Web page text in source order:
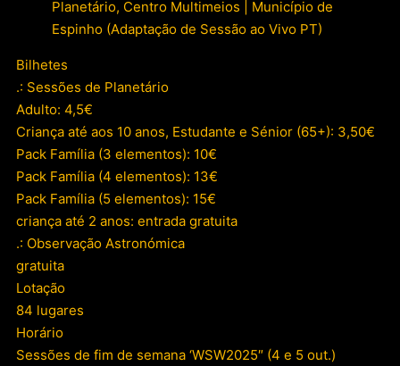
Planetário, Centro Multimeios | Município de
Espinho (Adaptação de Sessão ao Vivo PT)
Bilhetes
.: Sessões de Planetário
Adulto: 4,5€
Criança até aos 10 anos, Estudante e Sénior (65+): 3,50€
Pack Família (3 elementos): 10€
Pack Família (4 elementos): 13€
Pack Família (5 elementos): 15€
criança até 2 anos: entrada gratuita
.: Observação Astronómica
gratuita
Lotação
84 lugares
Horário
Sessões de fim de semana ‘WSW2025″ (4 e 5 out.)